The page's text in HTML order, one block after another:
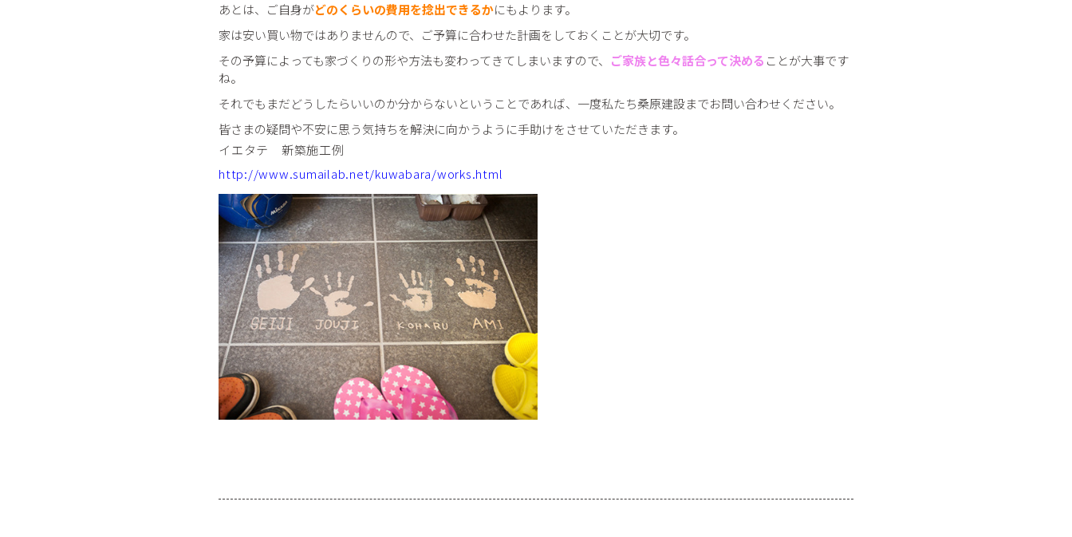
あとは、ご自身がどのくらいの費用を捻出できるかにもよります。
家は安い買い物ではありませんので、ご予算に合わせた計画をしておくことが大切です。
その予算によっても家づくりの形や方法も変わってきてしまいますので、 ご家族と色々話合って決める ことが大事です
ね。
それでもまだどうしたらいいのか分からないということであれば、一度私たち桑原建設までお問い合わせください。
皆さまの疑問や不安に思う気持ちを解決に向かうように手助けをさせていただきます。
イエタテ 新築施工例
http://www.sumailab.net/kuwabara/works.html